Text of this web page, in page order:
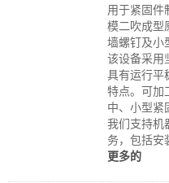
用于紧固件
模二吹成型
墙螺钉及小
该设备采用
具有运行平
特点。可加
中、小型紧
我们支持机
务，包括安
更多的